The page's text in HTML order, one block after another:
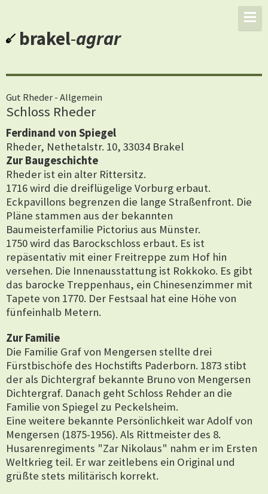
brakel-agrar
Gut Rheder - Allgemein
Schloss Rheder
Ferdinand von Spiegel
Rheder, Nethetalstr. 10, 33034 Brakel
Zur Baugeschichte
Rheder ist ein alter Rittersitz.
1716 wird die dreiflügelige Vorburg erbaut.
Eckpavillons begrenzen die lange Straßenfront. Die
Pläne stammen aus der bekannten
Baumeisterfamilie Pictorius aus Münster.
1750 wird das Barockschloss erbaut. Es ist
repäsentativ mit einer Freitreppe zum Hof hin
versehen. Die Innenausstattung ist Rokkoko. Es gibt
das barocke Treppenhaus, ein Chinesenzimmer mit
Tapete von 1770. Der Festsaal hat eine Höhe von
fünfeinhalb Metern.
Zur Familie
Die Familie Graf von Mengersen stellte drei
Fürstbischöfe des Hochstifts Paderborn. 1873 stibt
der als Dichtergraf bekannte Bruno von Mengersen
Dichtergraf. Danach geht Schloss Rehder an die
Familie von Spiegel zu Peckelsheim.
Eine weitere bekannte Persönlichkeit war Adolf von
Mengersen (1875-1956). Als Rittmeister des 8.
Husarenregiments "Zar Nikolaus" nahm er im Ersten
Weltkrieg teil. Er war zeitlebens ein Original und
grüßte stets militärisch korrekt.